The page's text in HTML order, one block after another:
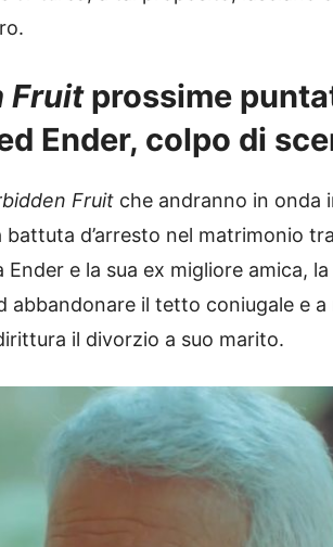
Fruitprossime
Ender, colpo di
Fruit che andranno in onda
d’arresto nel matrimonio
Ender e la sua ex migliore amica,
abbandonare il tetto coniugale e
il divorzio a suo marito.